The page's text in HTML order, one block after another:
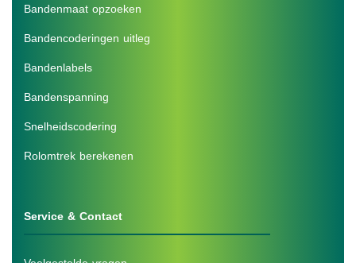
Bandenmaat opzoeken
Bandencoderingen uitleg
Bandenlabels
Bandenspanning
Snelheidscodering
Rolomtrek berekenen
Service & Contact